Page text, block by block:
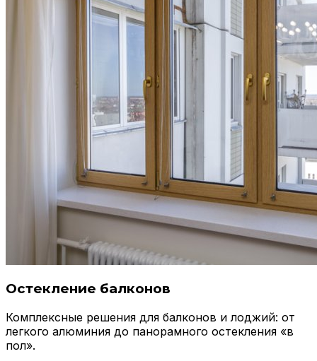
Остекление балконов
Комплексные решения для балконов и лоджий: от
легкого алюминия до панорамного остекления «в
пол».